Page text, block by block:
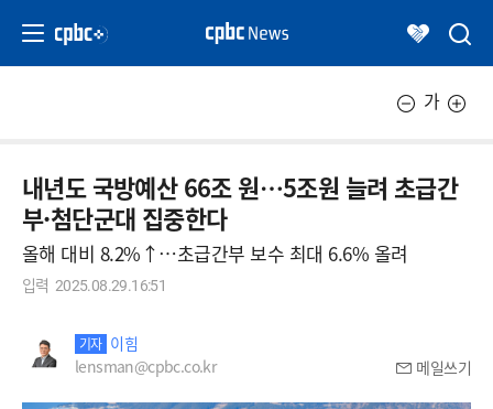
가
내년도 국방예산 66조 원…5조원 늘려 초급간
부·첨단군대 집중한다
올해 대비 8.2%↑…초급간부 보수 최대 6.6% 올려
입력 2025.08.29.16:51
기자 이힘
lensman@cpbc.co.kr
메일쓰기